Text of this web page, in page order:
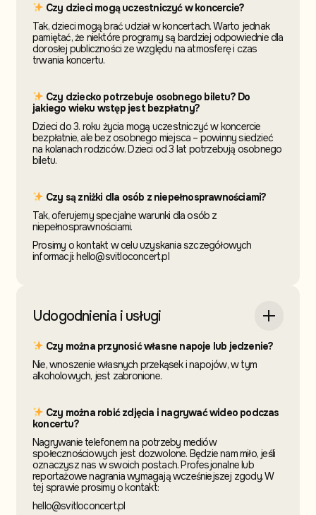
Czy dzieci mogą uczestniczyć w koncercie?
Tak, dzieci mogą brać udział w koncertach. Warto jednak
pamiętać, że niektóre programy są bardziej odpowiednie dla
dorosłej publiczności ze względu na atmosferę i czas
trwania koncertu.
Czy dziecko potrzebuje osobnego biletu? Do
jakiego wieku wstęp jest bezpłatny?
Dzieci do 3. roku życia mogą uczestniczyć w koncercie
bezpłatnie, ale bez osobnego miejsca – powinny siedzieć
na kolanach rodziców. Dzieci od 3 lat potrzebują osobnego
biletu.
Czy są zniżki dla osób z niepełnosprawnościami?
Tak, oferujemy specjalne warunki dla osób z
niepełnosprawnościami.
Prosimy o kontakt w celu uzyskania szczegółowych
informacji: hello@svitloconcert.pl
Udogodnienia i usługi
Czy można przynosić własne napoje lub jedzenie?
Nie, wnoszenie własnych przekąsek i napojów, w tym
alkoholowych, jest zabronione.
Czy można robić zdjęcia i nagrywać wideo podczas
koncertu?
Nagrywanie telefonem na potrzeby mediów
społecznościowych jest dozwolone. Będzie nam miło, jeśli
oznaczysz nas w swoich postach. Profesjonalne lub
reportażowe nagrania wymagają wcześniejszej zgody. W
tej sprawie prosimy o kontakt:
hello@svitloconcert.pl